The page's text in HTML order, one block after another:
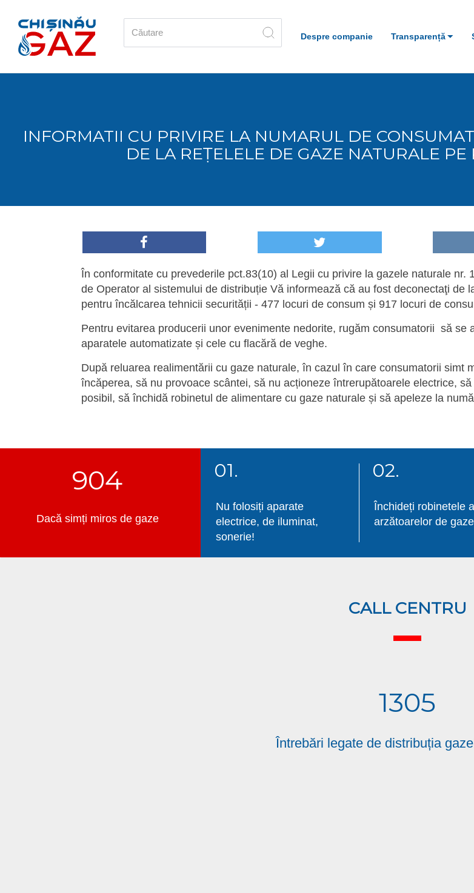
Despre companie Transparență
INFORMATII CU PRIVIRE LA NUMARUL DE
DE LA REȚELELE DE GAZE NATURALE
În conformitate cu prevederile pct.83(10) al Legii cu privire la gazele naturale
de Operator al sistemului de distribuție Vă informează că au fost deconectaţi de
pentru încălcarea tehnicii securității - 477 locuri de consum și 917 locuri de
Pentru evitarea producerii unor evenimente nedorite, rugăm consumatorii să
aparatele automatizate și cele cu flacără de veghe.
După reluarea realimentării cu gaze naturale, în cazul în care consumatorii simt
încăperea, să nu provoace scântei, să nu acționeze întrerupătoarele electrice,
posibil, să închidă robinetul de alimentare cu gaze naturale și să apeleze la
904
Dacă simți miros de gaze
01.
Nu folosiți aparate
electrice, de iluminat,
sonerie!
02.
Închideți robinetele a
arzătoarelor de gaze
CALL CENTRU
1305
Întrebări legate de distribuția